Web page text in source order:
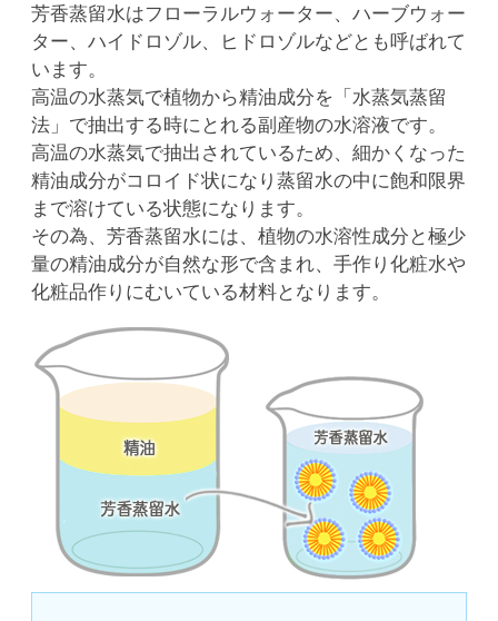
芳香蒸留水はフローラルウォーター、ハーブウォー
ター、ハイドロゾル、ヒドロゾルなどとも呼ばれて
います。
高温の水蒸気で植物から精油成分を「水蒸気蒸留
法」で抽出する時にとれる副産物の水溶液です。
高温の水蒸気で抽出されているため、細かくなった
精油成分がコロイド状になり蒸留水の中に飽和限界
まで溶けている状態になります。
その為、芳香蒸留水には、植物の水溶性成分と極少
量の精油成分が自然な形で含まれ、手作り化粧水や
化粧品作りにむいている材料となります。